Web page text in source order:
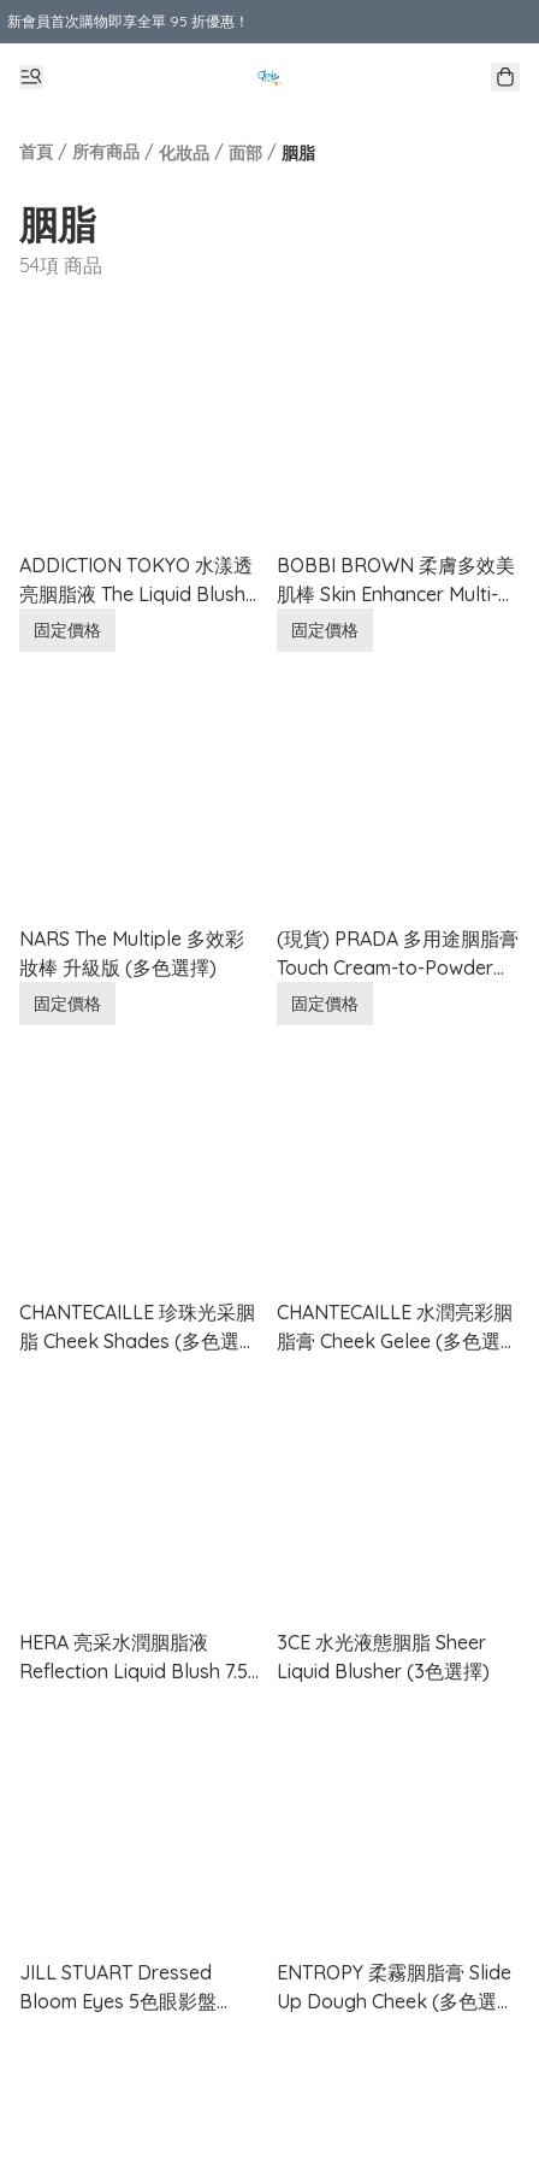
新會員首次購物即享全單 95 折優惠！
購物滿 HKD 800.00即享免運費優惠！（適用於 本地送貨、本地取貨 )
首頁 / 所有商品 / 化妝品 / 面部 / 胭脂
胭脂
54項 商品
ADDICTION TOKYO 水漾透
亮胭脂液 The Liquid Blush
Glow (多色選擇)
固定價格
BOBBI BROWN 柔膚多效美
肌棒 Skin Enhancer Multi-
Stick (多色選擇) 8g
固定價格
NARS The Multiple 多效彩
妝棒 升級版 (多色選擇)
固定價格
(現貨) PRADA 多用途胭脂膏
Touch Cream-to-Powder
Blush
固定價格
CHANTECAILLE 珍珠光采胭
脂 Cheek Shades (多色選
CHANTECAILLE 水潤亮彩胭
脂膏 Cheek Gelee (多色選
HERA 亮采水潤胭脂液
Reflection Liquid Blush 7.5g
3CE 水光液態胭脂 Sheer
Liquid Blusher (3色選擇)
JILL STUART Dressed
Bloom Eyes 5色眼影盤
ENTROPY 柔霧胭脂膏 Slide
Up Dough Cheek (多色選